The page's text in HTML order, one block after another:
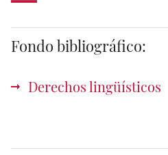
Fondo bibliográfico:
Derechos lingüísticos